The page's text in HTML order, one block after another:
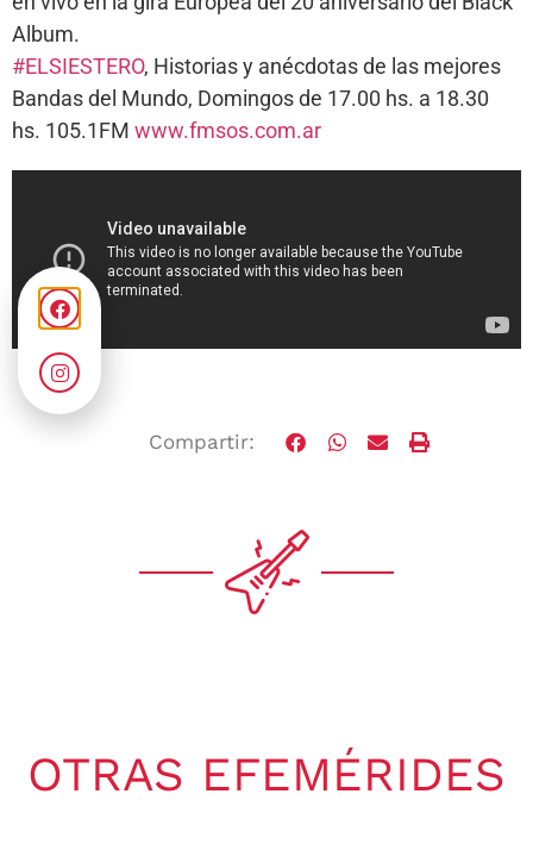
Album.
#ELSIESTERO, Historias y anécdotas de las mejores
Bandas del Mundo, Domingos de 17.00 hs. a 18.30
hs. 105.1FM www.fmsos.com.ar
Compartir:
OTRAS EFEMÉRIDES